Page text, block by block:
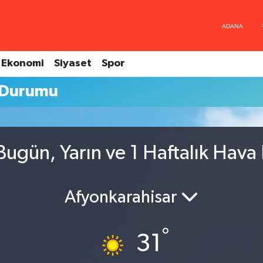
Ekonomi Siyaset Spor
Yarın ve 1 Haftalık
Afyonkarahisar
31 °